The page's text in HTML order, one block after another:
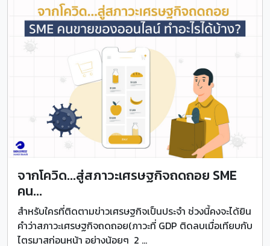
จากโควิด...สู่สภาวะเศรษฐกิจถดถอย SME
คน...
สำหรับใครที่ติดตามข่าวเศรษฐกิจเป็นประจำ ช่วงนี้คงจะได้ยิน
คำว่าสภาวะเศรษฐกิจถดถอย(ภาวะที่ GDP ติดลบเมื่อเทียบกับ
ไตรมาสก่อนหน้า อย่างน้อยๆ 2 ...